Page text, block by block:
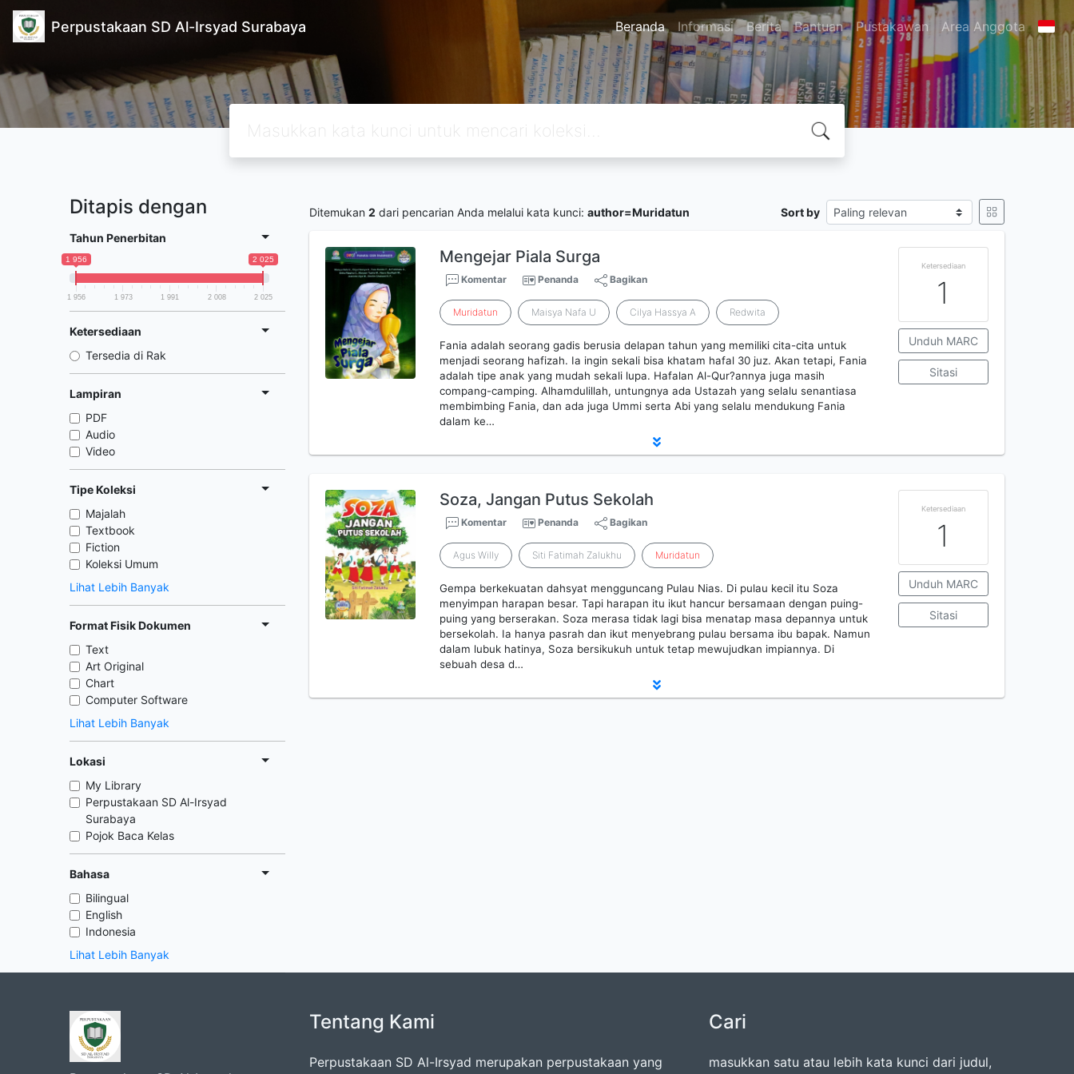
Perpustakaan SD Al-Irsyad Surabaya Beranda Informasi Berita Bantuan Pustakawan Area Anggota
Ditapis dengan
Tahun Penerbitan
1 956 2 025
1 956 1 973 1 991 2 008 2 025
Ketersediaan
Tersedia di Rak
Lampiran
PDF
Audio
Video
Tipe Koleksi
Majalah
Textbook
Fiction
Koleksi Umum
Lihat Lebih Banyak
Format Fisik Dokumen
Text
Art Original
Chart
Computer Software
Lihat Lebih Banyak
Lokasi
My Library
Perpustakaan SD Al-Irsyad
Surabaya
Pojok Baca Kelas
Bahasa
Bilingual
English
Indonesia
Lihat Lebih Banyak
Ditemukan 2 dari pencarian Anda melalui kata kunci: author=Muridatun Sort by
Mengejar Piala Surga
Komentar Penanda Bagikan
Muridatun Maisya Nafa U Cilya Hassya A Redwita
Fania adalah seorang gadis berusia delapan tahun yang memiliki cita-cita untuk
menjadi seorang hafizah. Ia ingin sekali bisa khatam hafal 30 juz. Akan tetapi, Fania
adalah tipe anak yang mudah sekali lupa. Hafalan Al-Qur?annya juga masih
compang-camping. Alhamdulillah, untungnya ada Ustazah yang selalu senantiasa
membimbing Fania, dan ada juga Ummi serta Abi yang selalu mendukung Fania
dalam ke…
Ketersediaan
1
Unduh MARC
Sitasi
Soza, Jangan Putus Sekolah
Komentar Penanda Bagikan
Agus Willy Siti Fatimah Zalukhu Muridatun
Gempa berkekuatan dahsyat mengguncang Pulau Nias. Di pulau kecil itu Soza
menyimpan harapan besar. Tapi harapan itu ikut hancur bersamaan dengan puing-
puing yang berserakan. Soza merasa tidak lagi bisa menatap masa depannya untuk
bersekolah. Ia hanya pasrah dan ikut menyebrang pulau bersama ibu bapak. Namun
dalam lubuk hatinya, Soza bersikukuh untuk tetap mewujudkan impiannya. Di
sebuah desa d…
Ketersediaan
1
Unduh MARC
Sitasi
Tentang Kami
Perpustakaan SD Al-Irsyad merupakan perpustakaan yang
Cari
masukkan satu atau lebih kata kunci dari judul,